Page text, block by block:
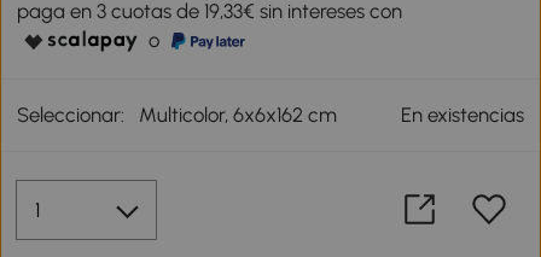
paga en 3 cuotas de 19,33€ sin intereses con
o
Seleccionar: Multicolor, 6x6x162 cm En existencias